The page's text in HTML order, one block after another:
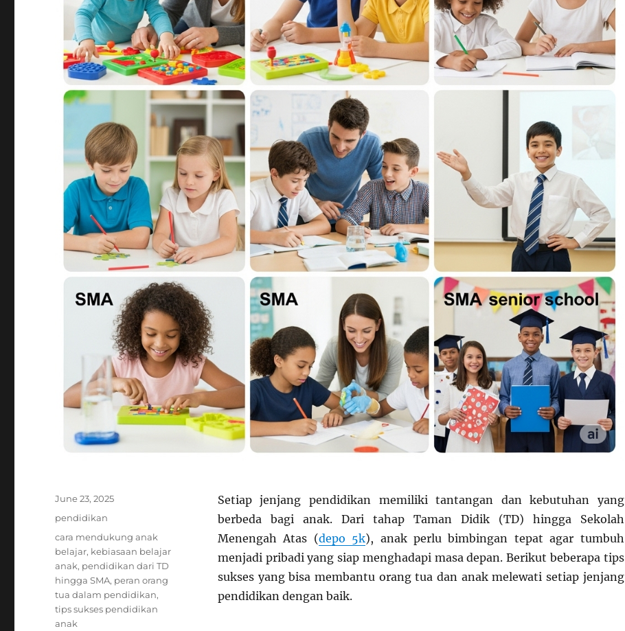
Setiap jenjang pendidikan memiliki tantangan dan kebutuhan yang
berbeda bagi anak. Dari tahap Taman Didik (TD) hingga Sekolah
Menengah Atas (depo 5k), anak perlu bimbingan tepat agar tumbuh
menjadi pribadi yang siap menghadapi masa depan. Berikut beberapa tips
sukses yang bisa membantu orang tua dan anak melewati setiap jenjang
pendidikan dengan baik.
Posted
June 23, 2025
Categories
pendidikan
Tags
cara mendukung anak
belajar, kebiasaan belajar
anak, pendidikan dari TD
hingga SMA, peran orang
tua dalam pendidikan,
tips sukses pendidikan
anak